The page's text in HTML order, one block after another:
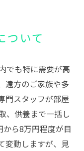
ついて
でも特に需要が高
遠方のご家族や多
門スタッフが部屋
、供養まで一括し
ら8万円程度が目
変動しますが、見